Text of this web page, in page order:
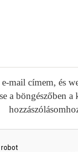
mail címem, és
a böngészőben a